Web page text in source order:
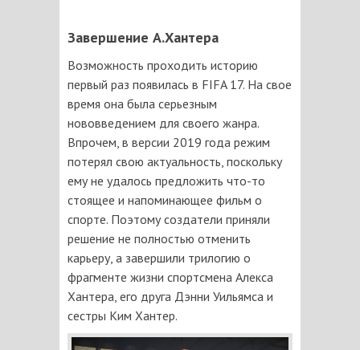
Завершение А.Хантера
Возможность проходить историю
первый раз появилась в FIFA 17. На свое
время она была серьезным
нововведением для своего жанра.
Впрочем, в версии 2019 года режим
потерял свою актуальность, поскольку
ему не удалось предложить что-то
стоящее и напоминающее фильм о
спорте. Поэтому создатели приняли
решение не полностью отменить
карьеру, а завершили трилогию о
фрагменте жизни спортсмена Алекса
Хантера, его друга Дэнни Уильямса и
сестры Ким Хантер.